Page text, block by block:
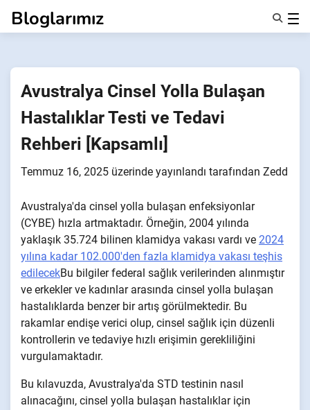
geçBloglarımız
Hakkımızda
Avustralya Cinsel Yolla Bulaşan
Hastalıklar Testi ve Tedavi
Rehberi [Kapsamlı]
Temmuz 16, 2025 üzerinde yayınlandı tarafından Zedd
Avustralya'da cinsel yolla bulaşan enfeksiyonlar
(CYBE) hızla artmaktadır. Örneğin, 2004 yılında
yaklaşık 35.724 bilinen klamidya vakası vardı ve 2024
yılına kadar 102.000'den fazla klamidya vakası teşhis
edilecekBu bilgiler federal sağlık verilerinden alınmıştır
ve erkekler ve kadınlar arasında cinsel yolla bulaşan
hastalıklarda benzer bir artış görülmektedir. Bu
rakamlar endişe verici olup, cinsel sağlık için düzenli
kontrollerin ve tedaviye hızlı erişimin gerekliliğini
vurgulamaktadır.
Bu kılavuzda, Avustralya'da STD testinin nasıl
alınacağını, cinsel yolla bulaşan hastalıklar için